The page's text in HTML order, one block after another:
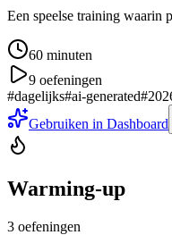
Een speelse training waarin
60 minuten
9 oefeningen
#dagelijks#ai-generated#
Gebruiken in Dashboard
Warming-up
3 oefeningen